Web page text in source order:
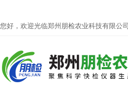
您好，欢迎光临郑州朋检农业科技有限公司